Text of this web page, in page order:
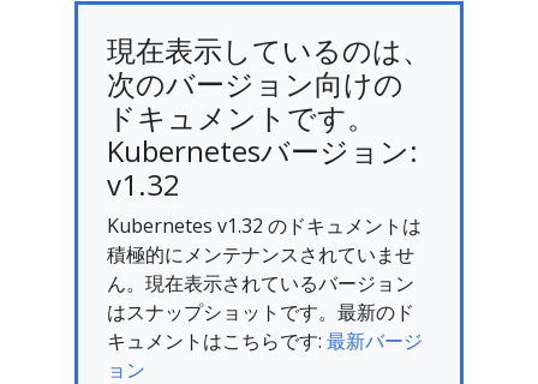
現在表示しているのは、
次のバージョン向けの
ドキュメントです。
Kubernetesバージョン:
v1.32
Kubernetes v1.32 のドキュメントは
積極的にメンテナンスされていませ
ん。現在表示されているバージョン
はスナップショットです。最新のド
キュメントはこちらです: 最新バージ
ョン